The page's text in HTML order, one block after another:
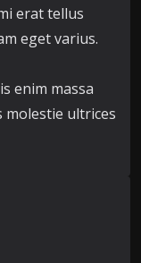
erat tellus
eget varius.
enim massa
molestie ultrices